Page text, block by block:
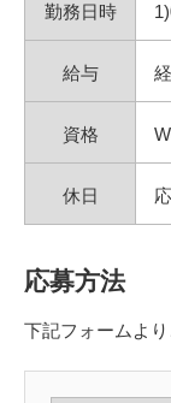
勤務日時
給与
資格
休日
応募方法
下記フォームより